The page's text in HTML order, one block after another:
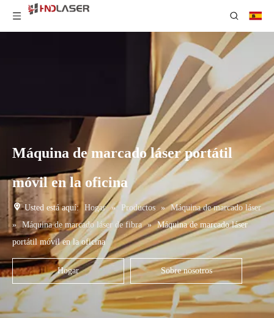
Máquina de marcado láser portátil
móvil en la oficina
Usted está aquí: Hogar » Productos » Máquina de marcado láser
» Máquina de marcado láser de fibra » Máquina de marcado láser
portátil móvil en la oficina
Hogar Sobre nosotros